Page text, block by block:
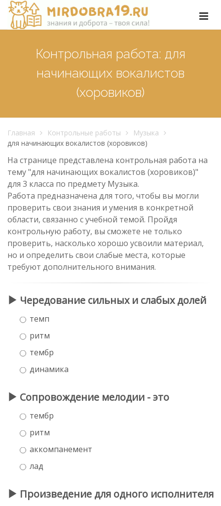
Контрольная работа: для
начинающих вокалистов
(хоровиков)
Главная Контрольные работы
Музыка
для начинающих вокалистов (хоровиков)
На странице представлена контрольная работа на
тему "для начинающих вокалистов (хоровиков)"
для 3 класса по предмету Музыка.
Работа предназначена для того, чтобы вы могли
проверить свои знания и умения в конкретной
области, связанно с учебной темой. Пройдя
контрольную работу, вы сможете не только
проверить, насколько хорошо усвоили материал,
но и определить свои слабые места, которые
требуют дополнительного внимания.
Чередование сильных и слабых долей
темп
ритм
тембр
динамика
Сопровождение мелодии - это
тeмбр
ритм
аккомпанемент
лaд
Произведение для одного исполнителя